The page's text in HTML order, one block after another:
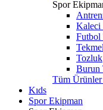
Spor
Kaleci
Futbol
Tozluk
Burun
Tüm
Kıds
Spor Ekipman